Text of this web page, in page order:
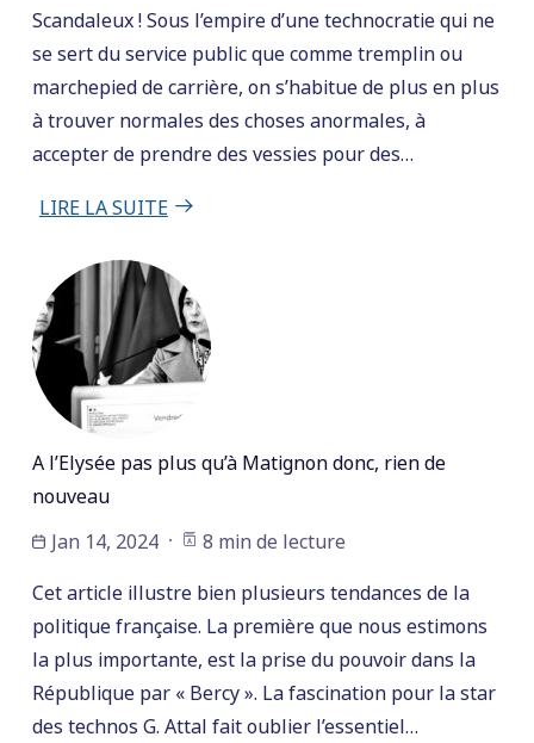
Scandaleux ! Sous l’empire d’une technocratie qui ne
se sert du service public que comme tremplin ou
marchepied de carrière, on s’habitue de plus en plus
à trouver normales des choses anormales, à
accepter de prendre des vessies pour des…
LIRE LA SUITE
A l’Elysée pas plus qu’à Matignon donc, rien de
nouveau
Jan 14, 2024
8 min de lecture
Cet article illustre bien plusieurs tendances de la
politique française. La première que nous estimons
la plus importante, est la prise du pouvoir dans la
République par « Bercy ». La fascination pour la star
des technos G. Attal fait oublier l’essentiel…